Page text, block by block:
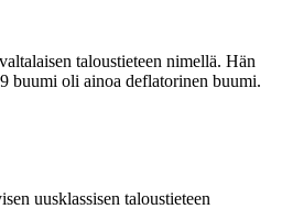
taloustieteen nimellä. Hän
buumi oli ainoa deflatorinen buumi.
uusklassisen taloustieteen